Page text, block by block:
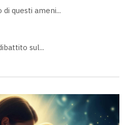
questi ameni...
sul...